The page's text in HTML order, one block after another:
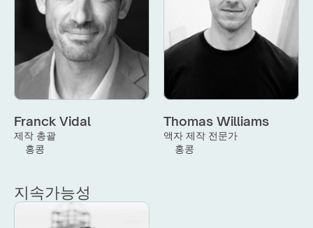
Franck Vidal
제작 총괄
홍콩
Thomas Williams
액자 제작 전문가
홍콩
지속가능성